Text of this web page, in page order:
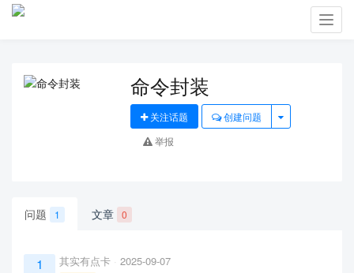
命令封装
关注话题
创建问题
举报
问题 1 文章 0
1 其实有点卡 2025-09-07